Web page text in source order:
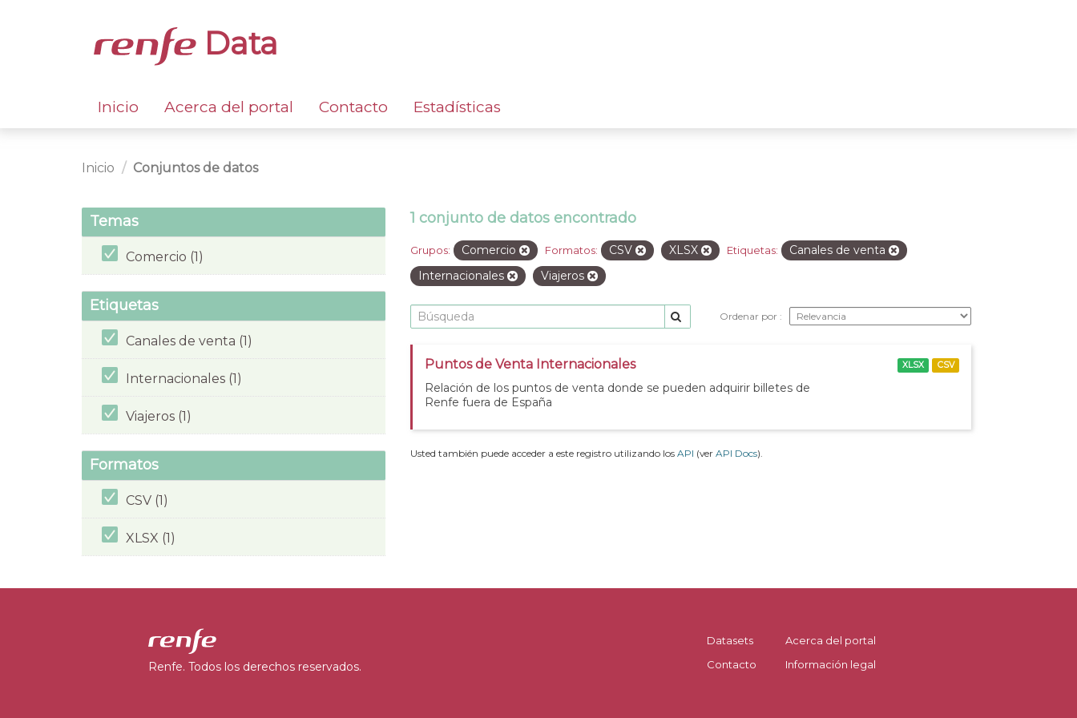
Data
Inicio Acerca del portal Contacto Estadísticas
Inicio Conjuntos de datos
Temas
Comercio (1)
Etiquetas
Canales de venta (1)
Internacionales (1)
Viajeros (1)
Formatos
CSV (1)
XLSX (1)
1 conjunto de datos encontrado
Grupos: Comercio Formatos: CSV XLSX Etiquetas:
Canales de venta
Internacionales
Viajeros
Ordenar por
Puntos de Venta Internacionales
Relación de los puntos de venta donde se pueden adquirir billetes de
Renfe fuera de España
XLSX CSV
Usted también puede acceder a este registro utilizando los API (ver API Docs).
Renfe. Todos los derechos reservados.
Datasets
Contacto
Acerca del portal
Información legal